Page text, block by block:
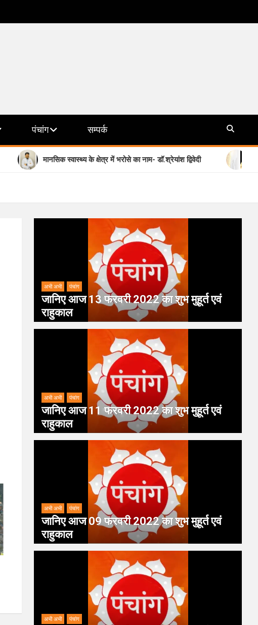
पंचांग सम्पर्क
मानसिक स्वास्थ्य के क्षेत्र में भरोसे का नाम- डॉ.श्रेयांश द्विवेदी योगी सरकार
अभी अभी पंचांग
जानिए आज 13 फरवरी 2022 का शुभ मुहूर्त एवं
राहुकाल
अभी अभी पंचांग
जानिए आज 11 फरवरी 2022 का शुभ मुहूर्त एवं
राहुकाल
अभी अभी पंचांग
जानिए आज 09 फरवरी 2022 का शुभ मुहूर्त एवं
राहुकाल
अभी अभी पंचांग